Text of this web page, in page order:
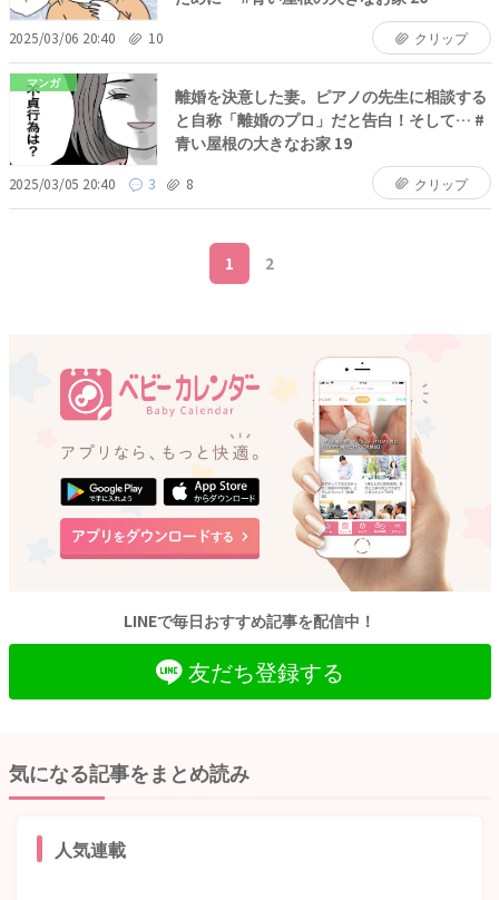
2025/03/06 20:40 10 クリップ
マンガ
離婚を決意した妻。ピアノの先生に相談する
と自称「離婚のプロ」だと告白！そして… #
青い屋根の大きなお家 19
2025/03/05 20:40 3 8 クリップ
1 2
LINEで毎日おすすめ記事を配信中！
友だち登録する
気になる記事をまとめ読み
人気連載